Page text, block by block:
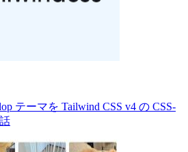
テーマを Tailwind CSS v4 の CSS-